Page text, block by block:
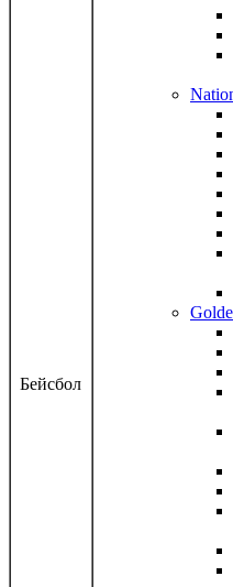
Бейсбол